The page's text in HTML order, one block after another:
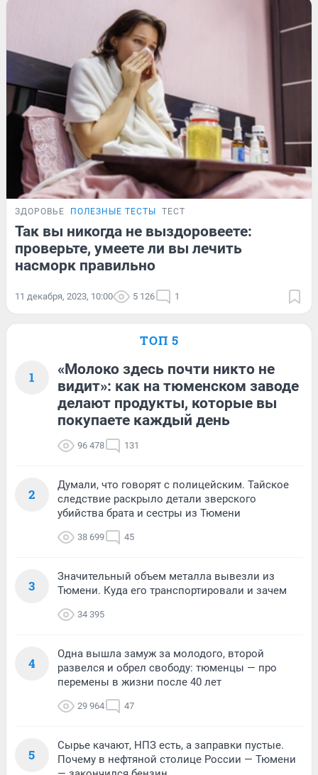
ЗДОРОВЬЕ ПОЛЕЗНЫЕ ТЕСТЫ ТЕСТ
Так вы никогда не выздоровеете:
проверьте, умеете ли вы лечить
насморк правильно
11 декабря, 2023, 10:00 5 126 1
ТОП 5
1
«Молоко здесь почти никто не
видит»: как на тюменском заводе
делают продукты, которые вы
покупаете каждый день
96 478 131
2
Думали, что говорят с полицейским. Тайское
следствие раскрыло детали зверского
убийства брата и сестры из Тюмени
38 699 45
3
Значительный объем металла вывезли из
Тюмени. Куда его транспортировали и зачем
34 395
4
Одна вышла замуж за молодого, второй
развелся и обрел свободу: тюменцы — про
перемены в жизни после 40 лет
29 964 47
5
Сырье качают, НПЗ есть, а заправки пустые.
Почему в нефтяной столице России — Тюмени